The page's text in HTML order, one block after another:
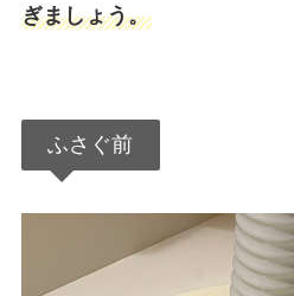
ぎましょう。
ふさぐ前